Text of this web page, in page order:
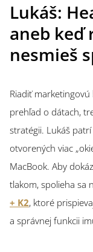
Lukáš:
aneb keď
nesmieš
Riadiť
prehľad o dátach,
stratégii. Lukáš
otvorených viac
MacBook. Aby
tlakom, spolieha sa
+ K2, ktoré
a správnej funkcii